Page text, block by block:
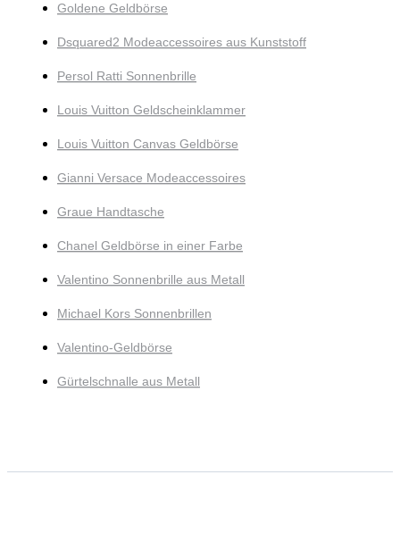
Goldene Geldbörse
Dsquared2 Modeaccessoires aus Kunststoff
Persol Ratti Sonnenbrille
Louis Vuitton Geldscheinklammer
Louis Vuitton Canvas Geldbörse
Gianni Versace Modeaccessoires
Graue Handtasche
Chanel Geldbörse in einer Farbe
Valentino Sonnenbrille aus Metall
Michael Kors Sonnenbrillen
Valentino-Geldbörse
Gürtelschnalle aus Metall